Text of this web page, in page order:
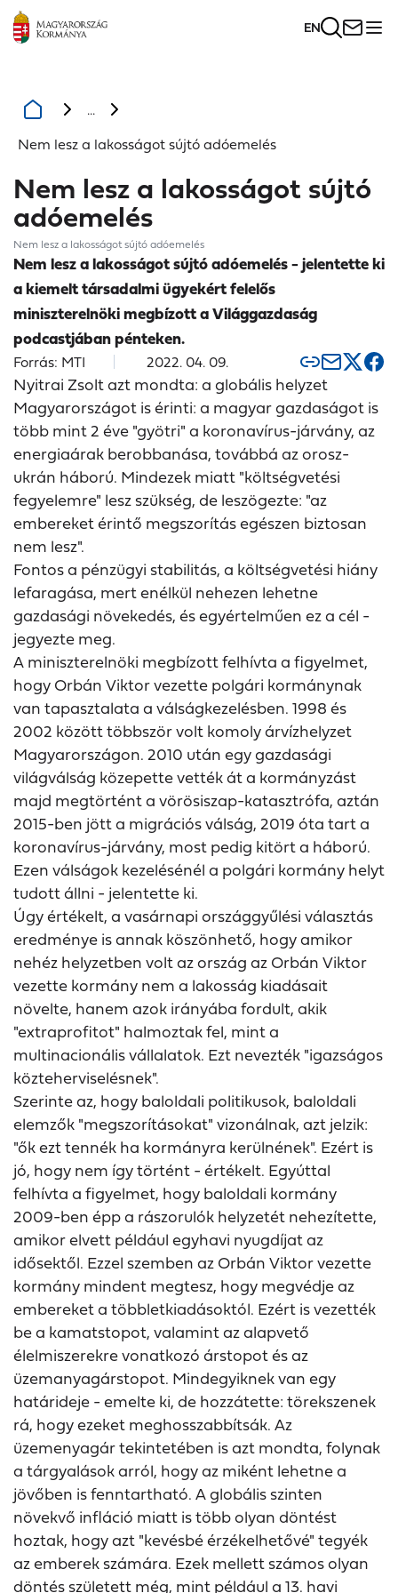
EN
...
Nem lesz a lakosságot sújtó adóemelés
Nem lesz a lakosságot sújtó
adóemelés
Nem lesz a lakosságot sújtó adóemelés
Nem lesz a lakosságot sújtó adóemelés - jelentette ki
a kiemelt társadalmi ügyekért felelős
miniszterelnöki megbízott a Világgazdaság
podcastjában pénteken.
Forrás: MTI 2022. 04. 09.
Nyitrai Zsolt azt mondta: a globális helyzet
Magyarországot is érinti: a magyar gazdaságot is
több mint 2 éve "gyötri" a koronavírus-járvány, az
energiaárak berobbanása, továbbá az orosz-
ukrán háború. Mindezek miatt "költségvetési
fegyelemre" lesz szükség, de leszögezte: "az
embereket érintő megszorítás egészen biztosan
nem lesz".
Fontos a pénzügyi stabilitás, a költségvetési hiány
lefaragása, mert enélkül nehezen lehetne
gazdasági növekedés, és egyértelműen ez a cél -
jegyezte meg.
A miniszterelnöki megbízott felhívta a figyelmet,
hogy Orbán Viktor vezette polgári kormánynak
van tapasztalata a válságkezelésben. 1998 és
2002 között többször volt komoly árvízhelyzet
Magyarországon. 2010 után egy gazdasági
világválság közepette vették át a kormányzást
majd megtörtént a vörösiszap-katasztrófa, aztán
2015-ben jött a migrációs válság, 2019 óta tart a
koronavírus-járvány, most pedig kitört a háború.
Ezen válságok kezelésénél a polgári kormány helyt
tudott állni - jelentette ki.
Úgy értékelt, a vasárnapi országgyűlési választás
eredménye is annak köszönhető, hogy amikor
nehéz helyzetben volt az ország az Orbán Viktor
vezette kormány nem a lakosság kiadásait
növelte, hanem azok irányába fordult, akik
"extraprofitot" halmoztak fel, mint a
multinacionális vállalatok. Ezt nevezték "igazságos
közteherviselésnek".
Szerinte az, hogy baloldali politikusok, baloldali
elemzők "megszorításokat" vizonálnak, azt jelzik:
"ők ezt tennék ha kormányra kerülnének". Ezért is
jó, hogy nem így történt - értékelt. Egyúttal
felhívta a figyelmet, hogy baloldali kormány
2009-ben épp a rászorulók helyzetét nehezítette,
amikor elvett például egyhavi nyugdíjat az
idősektől. Ezzel szemben az Orbán Viktor vezette
kormány mindent megtesz, hogy megvédje az
embereket a többletkiadásoktól. Ezért is vezették
be a kamatstopot, valamint az alapvető
élelmiszerekre vonatkozó árstopot és az
üzemanyagárstopot. Mindegyiknek van egy
határideje - emelte ki, de hozzátette: törekszenek
rá, hogy ezeket meghosszabbítsák. Az
üzemenyagár tekintetében is azt mondta, folynak
a tárgyalások arról, hogy az miként lehetne a
jövőben is fenntartható. A globális szinten
növekvő infláció miatt is több olyan döntést
hoztak, hogy azt "kevésbé érzékelhetővé" tegyék
az emberek számára. Ezek mellett számos olyan
döntés született még, mint például a 13. havi